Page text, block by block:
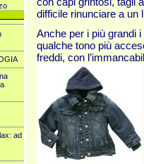
ad
difficile rinunciare a un
Anche per i più grandi
qualche tono più
freddi, con